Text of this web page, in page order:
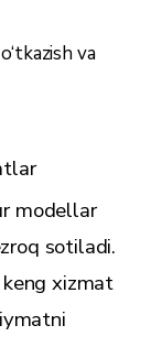
va
modellar
sotiladi.
xizmat